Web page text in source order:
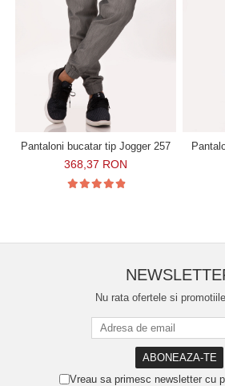
Pantaloni bucatar tip Jogger 257
368,37 RON
Nu rata ofertele si
Vreau sa primesc newsletter cu